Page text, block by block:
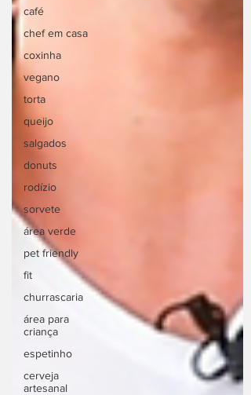
café
chef em casa
coxinha
vegano
torta
queijo
salgados
donuts
rodízio
sorvete
área verde
pet friendly
fit
churrascaria
área para
criança
espetinho
cerveja
artesanal